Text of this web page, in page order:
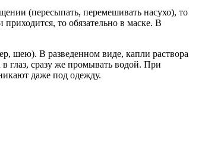
(пересыпать, перемешивать насухо), то
то обязательно в маске. В
шею). В разведенном виде, капли раствора
глаз, сразу же промывать водой. При
даже под одежду.